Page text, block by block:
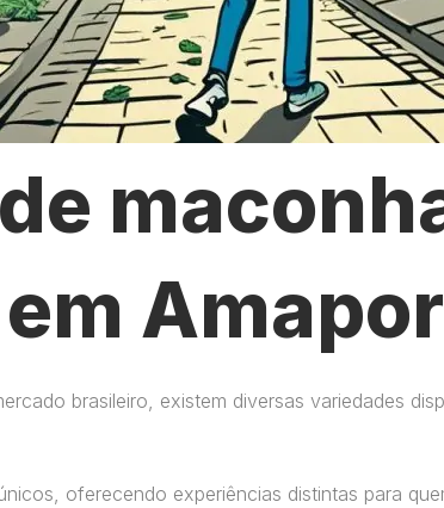
brasileiro, existem diversas variedades
oferecendo experiências distintas para